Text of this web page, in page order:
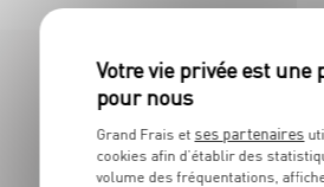
LES
À
Grand Frais et ses partenaires
cookies afin d’établir des
volume des fréquentations,